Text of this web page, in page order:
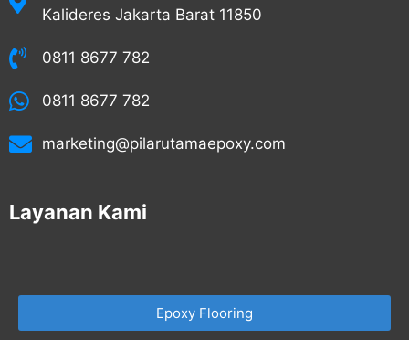
Kalideres Jakarta Barat 11850
0811 8677 782
0811 8677 782
marketing@pilarutamaepoxy.com
Layanan Kami
Epoxy Flooring